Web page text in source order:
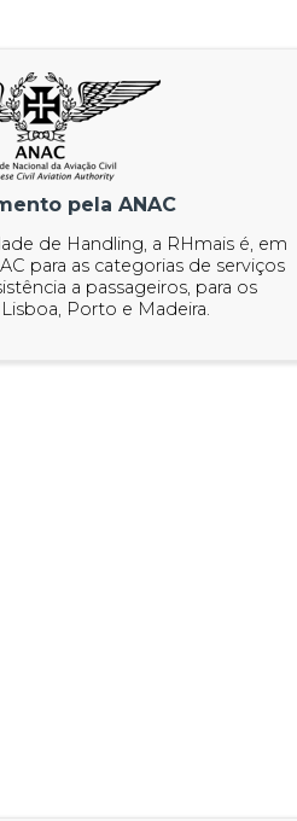
pela ANAC
de Handling, a RHmais é, em
para as categorias de serviços
a passageiros, para os
Porto e Madeira.